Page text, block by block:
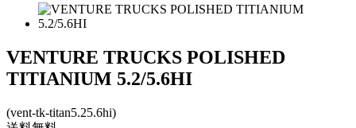
VENTURE TRUCKS POLISHED
TITIANIUM 5.2/5.6HI
(vent-tk-titan5.25.6hi)